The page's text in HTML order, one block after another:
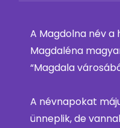
A Magdolna név
Magdaléna
“Magdala
A névnapokat
ünneplik, de